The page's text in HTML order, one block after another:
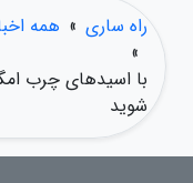
راه ساری » همه
»
شوید